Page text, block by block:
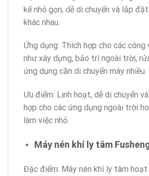
kế nhỏ gọn, dễ di chuyển và lắp
khác nhau.
Ứng dụng: Thích hợp cho các công
như xây dựng, bảo trì ngoài trời,
ứng dụng cần di chuyển máy nhiều.
Ưu điểm: Linh hoạt, dễ di chuyển
hợp cho các ứng dụng ngoài trời
làm việc nhỏ.
Máy nén khí ly tâm
Đặc điểm: Máy nén khí ly tâm